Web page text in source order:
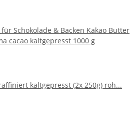
Schokolade & Backen Kakao Butter
cacao kaltgepresst 1000 g